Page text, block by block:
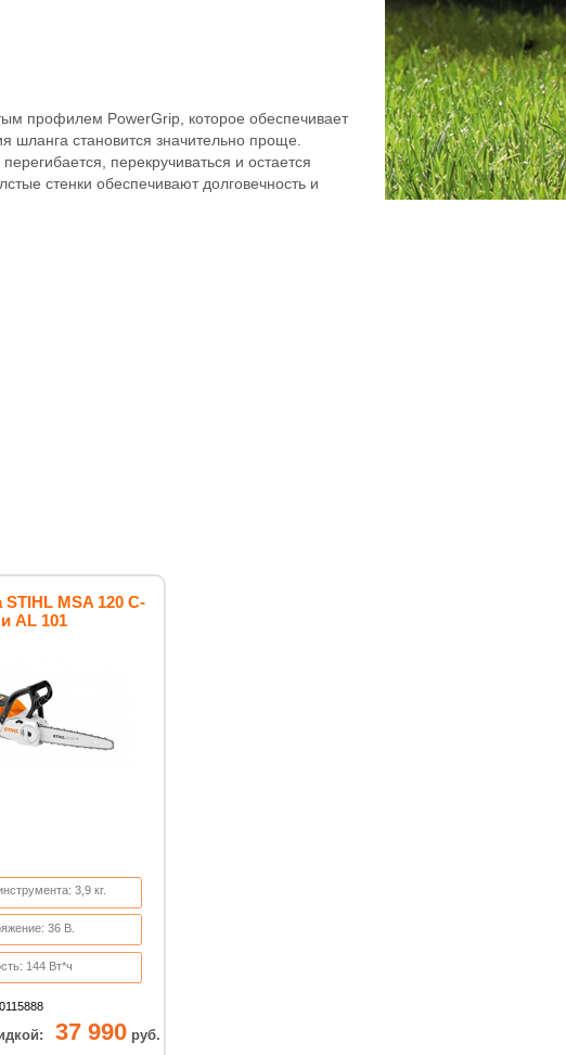
профилем PowerGrip, которое обеспечивает
шланга становится значительно проще.
перекручиваться и остается
стенки обеспечивают долговечность и
MSA 120 C-
AL 101
3,9 кг.
36 В.
144 Вт*ч
работы: до 35 мин.
37 990 руб.